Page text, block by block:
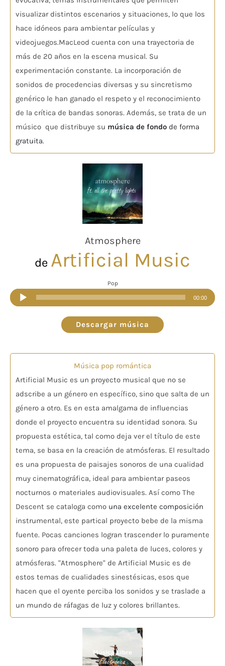
visualizar distintos escenarios y situaciones, lo que los
hace idóneos para ambientar películas y
videojuegos.MacLeod cuenta con una trayectoria de
más de 20 años en la escena musical. Su
experimentación constante. La incorporación de
sonidos de procedencias diversas y su sincretismo
genérico le han ganado el respeto y el reconocimiento
de la crítica de bandas sonoras. Además, se trata de un
músico que distribuye su música de fondo de forma
gratuita.
Atmosphere
de Artificial Music
Pop
Reproductor
de
audio
00:00
Descargar música
Música pop romántica
Artificial Music es un proyecto musical que no se
adscribe a un género en específico, sino que salta de un
género a otro. Es en esta amalgama de influencias
donde el proyecto encuentra su identidad sonora. Su
propuesta estética, tal como deja ver el título de este
tema, se basa en la creación de atmósferas. El resultado
es una propuesta de paisajes sonoros de una cualidad
muy cinematográfica, ideal para ambientar paseos
nocturnos o materiales audiovisuales. Así como The
Descent se cataloga como una excelente composición
instrumental, este partical proyecto bebe de la misma
fuente. Pocas canciones logran trascender lo puramente
sonoro para ofrecer toda una paleta de luces, colores y
atmósferas. "Atmosphere" de Artificial Music es de
estos temas de cualidades sinestésicas, esos que
hacen que el oyente perciba los sonidos y se traslade a
un mundo de ráfagas de luz y colores brillantes.